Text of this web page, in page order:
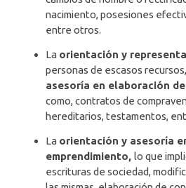
nacimiento, posesiones
entre otros.
La orientación y
personas de escasos
asesoría en elaboración
como, contratos de
hereditarios, testamentos,
La orientación y asesoría
emprendimiento, lo que
escrituras de sociedad,